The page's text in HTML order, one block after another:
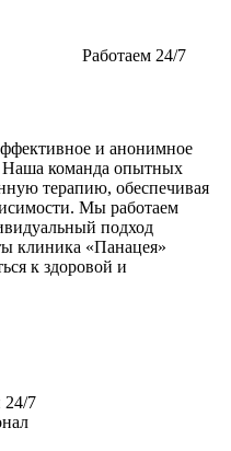
Работаем 24/7
и анонимное
Наша команда опытных
терапию, обеспечивая
Мы работаем
подход
клиника «Панацея»
к здоровой и
24/7